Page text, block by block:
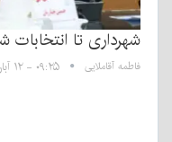
شهرداری تا
فاطمه آقاملایی ۰۹:۲۵ - ۱۲ آبان ۱۴۰۴